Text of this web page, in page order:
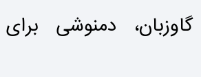
دمنوشی برای